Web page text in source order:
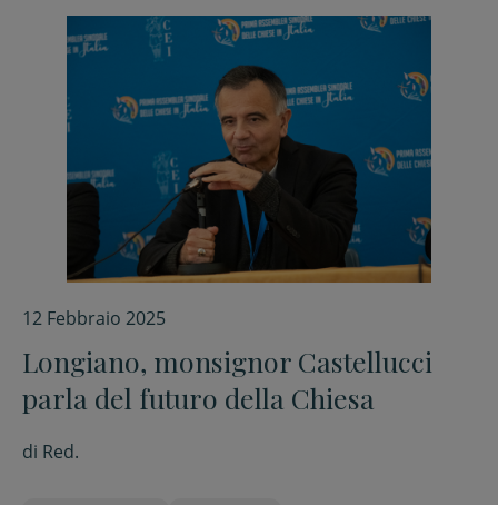
12 Febbraio 2025
Longiano, monsignor Castellucci
parla del futuro della Chiesa
di Red.